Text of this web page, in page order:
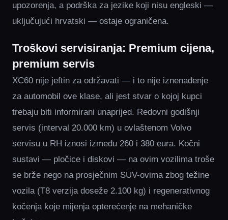
upozorenja, a podrška za jezike koji nisu engleski —
uključujući hrvatski — ostaje ograničena.
Troškovi servisiranja: Premium cijena,
premium servis
XC60 nije jeftin za održavati — i to nije iznenađenje
za automobil ove klase, ali jest stvar o kojoj kupci
trebaju biti informirani unaprijed. Redovni godišnji
servis (interval 20.000 km) u ovlaštenom Volvo
servisu u RH iznosi između 260 i 380 eura. Kočni
sustavi — pločice i diskovi — na ovim vozilima troše
se brže nego na prosječnim SUV-ovima zbog težine
vozila (T8 verzija doseže 2.100 kg) i regenerativnog
kočenja koje mijenja opterećenje na mehaničke